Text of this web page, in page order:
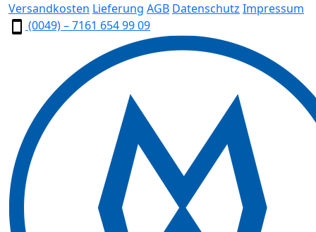
Versandkosten Lieferung AGB Datenschutz Impressum
(0049) – 7161 654 99 09